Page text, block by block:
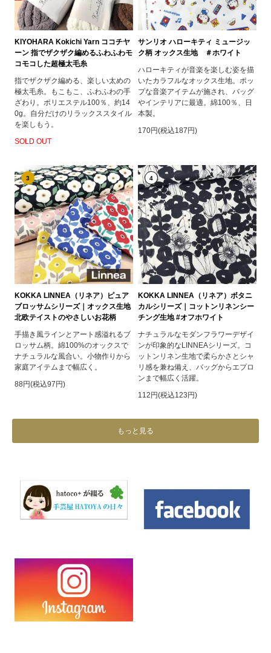
KIYOHARA Kokichi Yarn ココチヤ
ーン 指でザクザク編めるふわふわモ
コモコした超極太毛糸
指でザクザク編める、楽しい太めの
極太毛糸。もこもこ、ふわふわの手
ざわり。ポリエステル100％、約14
0g。自分だけのリラックススタイル
を楽しもう。
SOLD OUT
サンリオ ハローキティ ミュージッ
ク柄 オックス生地 ＃ホワイト
ハローキティが音楽を楽しむ姿を描
いたカラフルなオックス生地。ポッ
プな音楽アイテムが施され、バッグ
やインテリアに最適。綿100％、日
本製。
170円(税込187円)
3
KOKKA LINNEA（リネア）ピュア
ブロッサムシリーズ｜オックス生地
北欧テイストのやさしいお花柄
手描き風ラインとアート感溢れるブ
ロッサム柄。綿100%のオックスで
ナチュラルな風合い。小物作りから
家庭アイテムまで幅広く。
88円(税込97円)
4
KOKKA LINNEA（リネア）ボタニ
カルシリーズ｜コットンリネンシー
チング生地 #オフホワイト
ナチュラルなモダンフラワーデザイ
ンが印象的なLINNEAシリーズ。コ
ットンリネン生地で柔らかさとシャ
リ感を兼ね備え、バッグからエプロ
ンまで幅広く活躍。
112円(税込123円)
もっと見る